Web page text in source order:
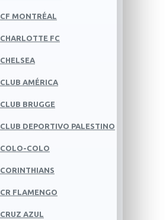
CF MONTRÉAL
CHARLOTTE FC
CHELSEA
CLUB AMÉRICA
CLUB BRUGGE
CLUB DEPORTIVO PALESTINO
COLO-COLO
CORINTHIANS
CR FLAMENGO
CRUZ AZUL